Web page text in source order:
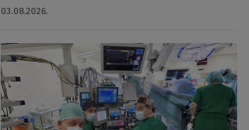
03.08.2026.